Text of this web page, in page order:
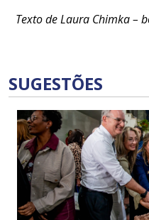
Texto de Laura Chimka –
SUGESTÕES